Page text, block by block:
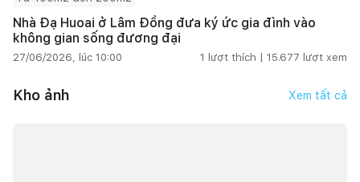
Nhà Đạ Huoai ở Lâm Đồng đưa ký ức gia đình vào
không gian sống đương đại
27/06/2026, lúc 10:00 1 lượt thích | 15.677 lượt xem
Kho ảnh Xem tất cả